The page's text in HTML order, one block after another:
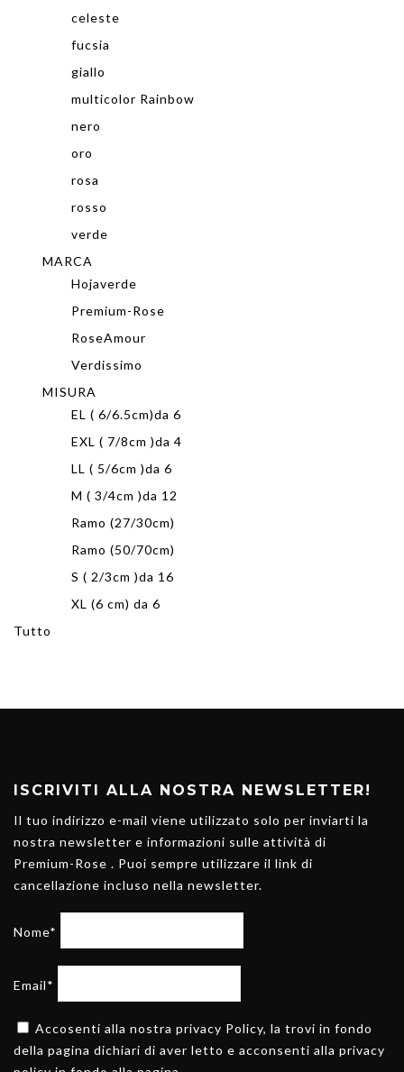
celeste
fucsia
giallo
multicolor Rainbow
nero
oro
rosa
rosso
verde
MARCA
Hojaverde
Premium-Rose
RoseAmour
Verdissimo
MISURA
EL ( 6/6.5cm)da 6
EXL ( 7/8cm )da 4
LL ( 5/6cm )da 6
M ( 3/4cm )da 12
Ramo (27/30cm)
Ramo (50/70cm)
S ( 2/3cm )da 16
XL (6 cm) da 6
Tutto
ISCRIVITI ALLA NOSTRA NEWSLETTER!
Il tuo indirizzo e-mail viene utilizzato solo per inviarti la
nostra newsletter e informazioni sulle attività di
Premium-Rose . Puoi sempre utilizzare il link di
cancellazione incluso nella newsletter.
Nome*
Email*
Accosenti alla nostra privacy Policy, la trovi in fondo
della pagina dichiari di aver letto e acconsenti alla privacy